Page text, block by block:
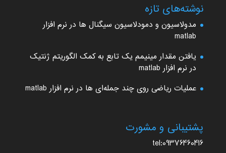
نوشته‌های تازه
مدولاسیون و دمودلاسیون سیگنال ها در نرم افزار
matlab
یافتن مقدار مینیمم یک تابع به کمک الگوریتم ژنتیک
در نرم افزار matlab
عملیات ریاضی روی چند جمله‌ای ها در نرم افزار matlab
پشتیبانی و مشورت
tel:09376460416